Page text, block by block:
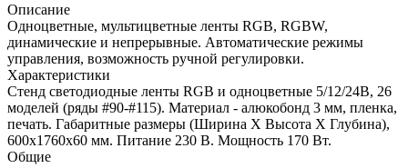
Описание
Одноцветные, мультицветные ленты RGB, RGBW,
динамические и непрерывные. Автоматические режимы
управления, возможность ручной регулировки.
Характеристики
Стенд светодиодные ленты RGB и одноцветные 5/12/24В, 26
моделей (ряды #90-#115). Материал - алюкобонд 3 мм, пленка,
печать. Габаритные размеры (Ширина Х Высота Х Глубина),
600х1760х60 мм. Питание 230 В. Мощность 170 Вт.
Общие